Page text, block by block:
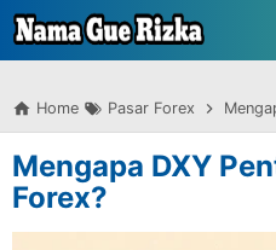
-->
Skip to
Home Pasar Forex
Mengapa DXY
Forex?